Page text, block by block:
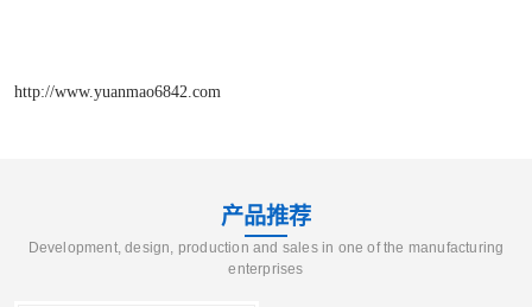
http://www.yuanmao6842.com
产品推荐
Development, design, production and sales in one of the manufacturing
enterprises